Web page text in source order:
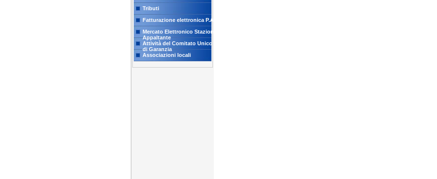
Tributi
Fatturazione elettronica P.A.
Mercato Elettronico Stazione
Appaltante
Attività del Comitato Unico
di Garanzia
Associazioni locali